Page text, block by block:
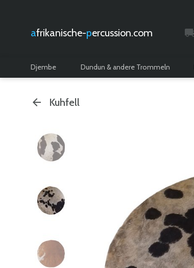
afrikanische- percussion.com
Djembe Dundun & andere Trommeln
Kuhfell